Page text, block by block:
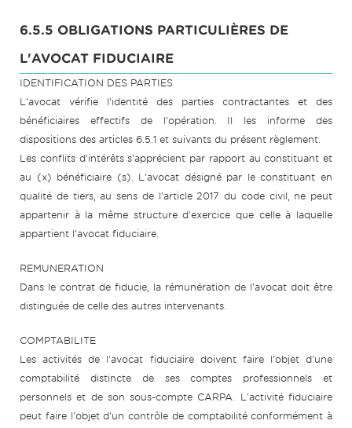
6.5.5 OBLIGATIONS PARTICULIÈRES DE
L'AVOCAT FIDUCIAIRE
IDENTIFICATION DES PARTIES
L'avocat vérifie l'identité des parties contractantes et des
bénéficiaires effectifs de l'opération. Il les informe des
dispositions des articles 6.5.1 et suivants du présent règlement.
Les conflits d'intérêts s'apprécient par rapport au constituant et
au (x) bénéficiaire (s). L'avocat désigné par le constituant en
qualité de tiers, au sens de l'article 2017 du code civil, ne peut
appartenir à la même structure d'exercice que celle à laquelle
appartient l'avocat fiduciaire.
REMUNERATION
Dans le contrat de fiducie, la rémunération de l'avocat doit être
distinguée de celle des autres intervenants.
COMPTABILITE
Les activités de l'avocat fiduciaire doivent faire l'objet d'une
comptabilité distincte de ses comptes professionnels et
personnels et de son sous-compte CARPA. L'activité fiduciaire
peut faire l'objet d'un contrôle de comptabilité conformément à